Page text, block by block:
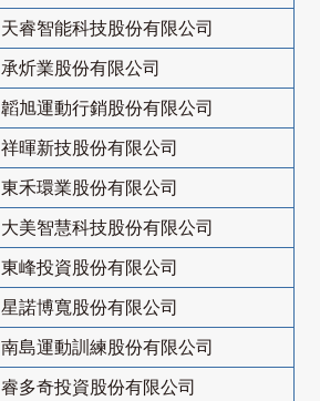
天睿智能科技股份有限公司
承炘業股份有限公司
韜旭運動行銷股份有限公司
祥暉新技股份有限公司
東禾環業股份有限公司
大美智慧科技股份有限公司
東峰投資股份有限公司
星諾博寬股份有限公司
南島運動訓練股份有限公司
睿多奇投資股份有限公司